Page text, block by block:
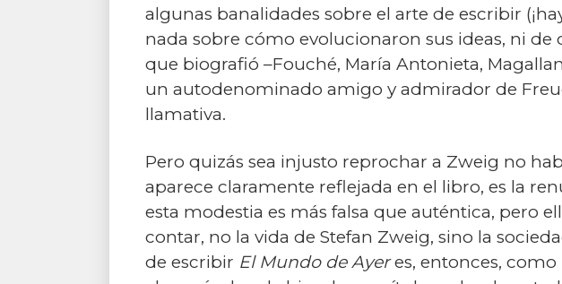
algunas banalidades sobre el arte de escribir
nada sobre cómo evolucionaron sus ideas, ni
que biografió –Fouché, María Antonieta,
un autodenominado amigo y admirador de
llamativa.
Pero quizás sea injusto reprochar a Zweig no
aparece claramente reflejada en el libro, es la
esta modestia es más falsa que auténtica, pero
contar, no la vida de Stefan Zweig, sino la
de escribir El Mundo de Ayeres, entonces,